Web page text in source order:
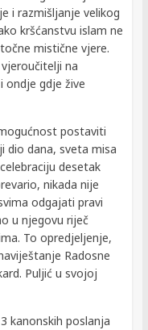
i razmišljanje velikog
kršćanstvu islam ne
mistične vjere.
na
ondje gdje žive
postaviti
dio dana, sveta misa
desetak
nikada nije
odgajati pravi
u njegovu riječ
To opredjeljenje,
Radosne
Puljić u svojoj
kanonskih poslanja